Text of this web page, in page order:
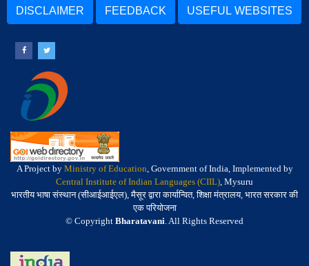
DISCLAIMER FEEDBACK USEFUL WEBSITES
A Project by Ministry of Education, Government of India, Implemented by
Central Institute of Indian Languages (CIIL), Mysuru
भारतीय भाषा संस्थान (सीआईआईएल), मैसूर द्वारा कार्यान्वित, शिक्षा मंत्रालय, भारत सरकार की
एक परियोजना
© Copyright Bharatavani. All Rights Reserved